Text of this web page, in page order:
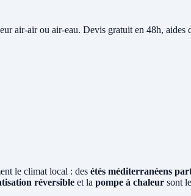
air-air ou air-eau. Devis gratuit en 48h, aides
le climat local : des étés méditerranéens
réversible et la pompe à chaleur sont